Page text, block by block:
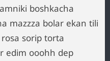
boshkacha
mazzza bolar ekan tili
sorip torta
edim ooohh dep